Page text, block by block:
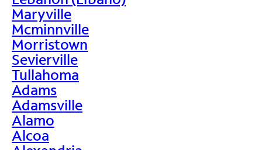
Maryville
Mcminnville
Morristown
Sevierville
Tullahoma
Adams
Adamsville
Alamo
Alcoa